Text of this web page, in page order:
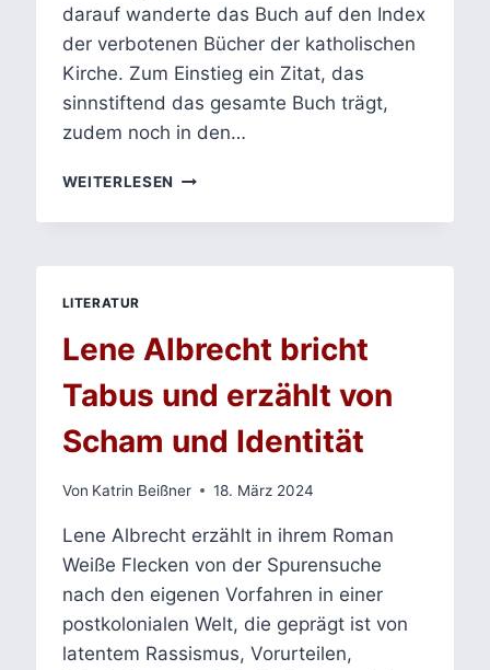
darauf wanderte das Buch auf den Index
der verbotenen Bücher der katholischen
Kirche. Zum Einstieg ein Zitat, das
sinnstiftend das gesamte Buch trägt,
zudem noch in den…
WEITERLESEN ZITIERT:
ODER
LITERATUR
Lene Albrecht bricht
Tabus und erzählt von
Scham und Identität
Von Katrin Beißner 18. März 2024
Lene Albrecht erzählt in ihrem Roman
Weiße Flecken von der Spurensuche
nach den eigenen Vorfahren in einer
postkolonialen Welt, die geprägt ist von
latentem Rassismus, Vorurteilen,